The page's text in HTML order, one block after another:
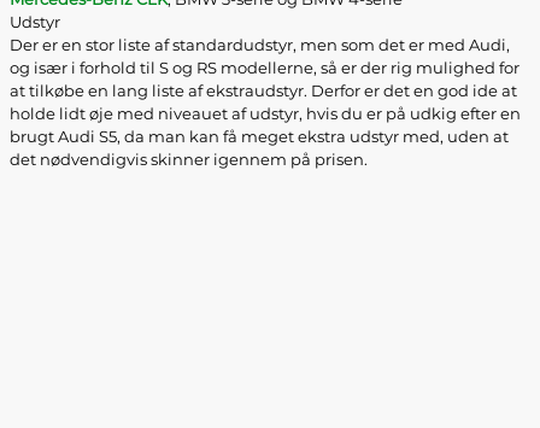
Udstyr
Der er en stor liste af standardudstyr, men som det er med Audi,
og især i forhold til S og RS modellerne, så er der rig mulighed for
at tilkøbe en lang liste af ekstraudstyr. Derfor er det en god ide at
holde lidt øje med niveauet af udstyr, hvis du er på udkig efter en
brugt Audi S5, da man kan få meget ekstra udstyr med, uden at
det nødvendigvis skinner igennem på prisen.